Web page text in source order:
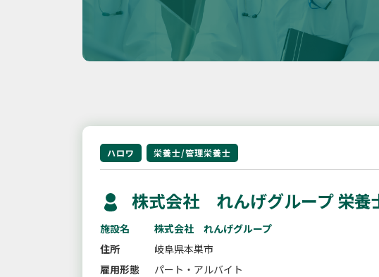
ハロワ 栄養士/管理栄養士
株式会社 れんげグループ 栄
施設名
株式会社 れんげグループ
住所
岐阜県本巣市
雇用形態
パート・アルバイト